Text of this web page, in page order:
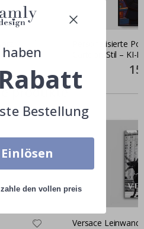
Personalisierte
Cartoon-Stil – KI-
produkte
Versace
haben
Bestellung
den vollen preis